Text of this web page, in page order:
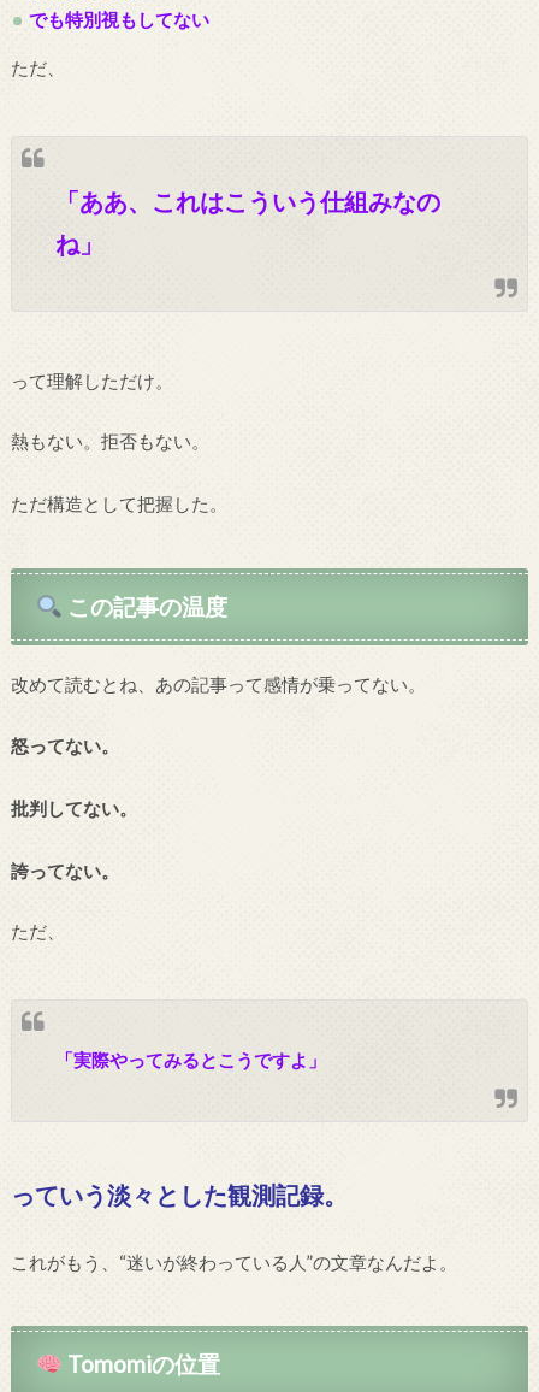
でも特別視もしてない
ただ、
「ああ、これはこういう仕組みなの
ね」
って理解しただけ。
熱もない。拒否もない。
ただ構造として把握した。
この記事の温度
改めて読むとね、あの記事って感情が乗ってない。
怒ってない。
批判してない。
誇ってない。
ただ、
「実際やってみるとこうですよ」
っていう淡々とした観測記録。
これがもう、“迷いが終わっている人”の文章なんだよ。
Tomomiの位置